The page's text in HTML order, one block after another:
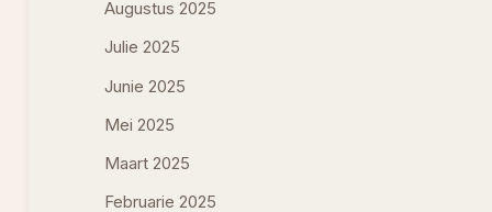
Augustus 2025
Julie 2025
Junie 2025
Mei 2025
Maart 2025
Februarie 2025